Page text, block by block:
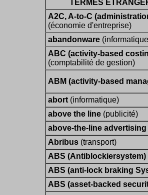
TERMES
A2C, A-to-C
(économie d'entreprise)
abandonware
ABC (activity-based
(comptabilité de gestion)
ABM (activity-based
abort (informatique)
above the line (publicité)
above-the-line advertising
Abribus (transport)
ABS (Antiblockiersystem)
ABS (anti-lock braking
ABS (asset-backed